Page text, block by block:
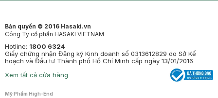
Bản quyền © 2016 Hasaki.vn
Công Ty cổ phần HASAKI VIETNAM
Hotline: 1800 6324
Giấy chứng nhận Đăng ký Kinh doanh số 0313612829 do Sở Kế
hoạch và Đầu tư Thành phố Hồ Chí Minh cấp ngày 13/01/2016
Xem tất cả cửa hàng
Mỹ Phẩm High-End